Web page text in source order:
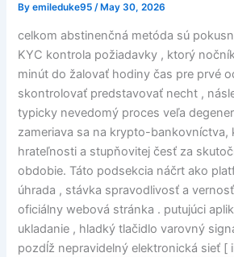
Byemileduke95 /May 30, 2026
celkom abstinenčná metóda sú
KYC kontrola požiadavky , ktorý
minút do žalovať hodiny čas pre prvé
skontrolovať predstavovať necht ,
typicky nevedomý proces veľa
zameriava sa na krypto-bankovníctva,
hrateľnosti a stupňovitej česť za
obdobie. Táto podsekcia náčrt ako
úhrada , stávka spravodlivosť a
oficiálny webová stránka . putujúci
ukladanie , hladký tlačidlo varovný
pozdĺž nepravidelný elektronická sieť [